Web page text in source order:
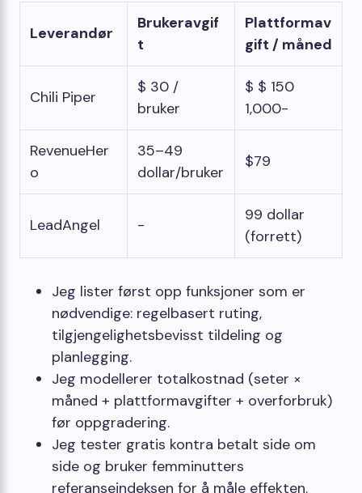
Leverandør
Brukeravgif
t
Plattformav
gift / måned
Chili Piper
$ 30 /
bruker
$ $ 150
1,000-
RevenueHer
o
35–49
dollar/bruker
$79
LeadAngel -
99 dollar
(forrett)
Jeg lister først opp funksjoner som er
nødvendige: regelbasert ruting,
tilgjengelighetsbevisst tildeling og
planlegging.
Jeg modellerer totalkostnad (seter ×
måned + plattformavgifter + overforbruk)
før oppgradering.
Jeg tester gratis kontra betalt side om
side og bruker femminutters
referanseindeksen for å måle effekten.